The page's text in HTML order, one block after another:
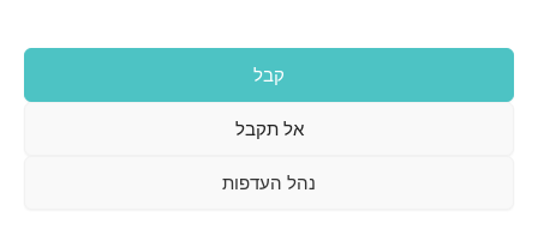
קבל
אל תקבל
נהל העדפות
e
o
t
g
r
a
k
d
n
t
a